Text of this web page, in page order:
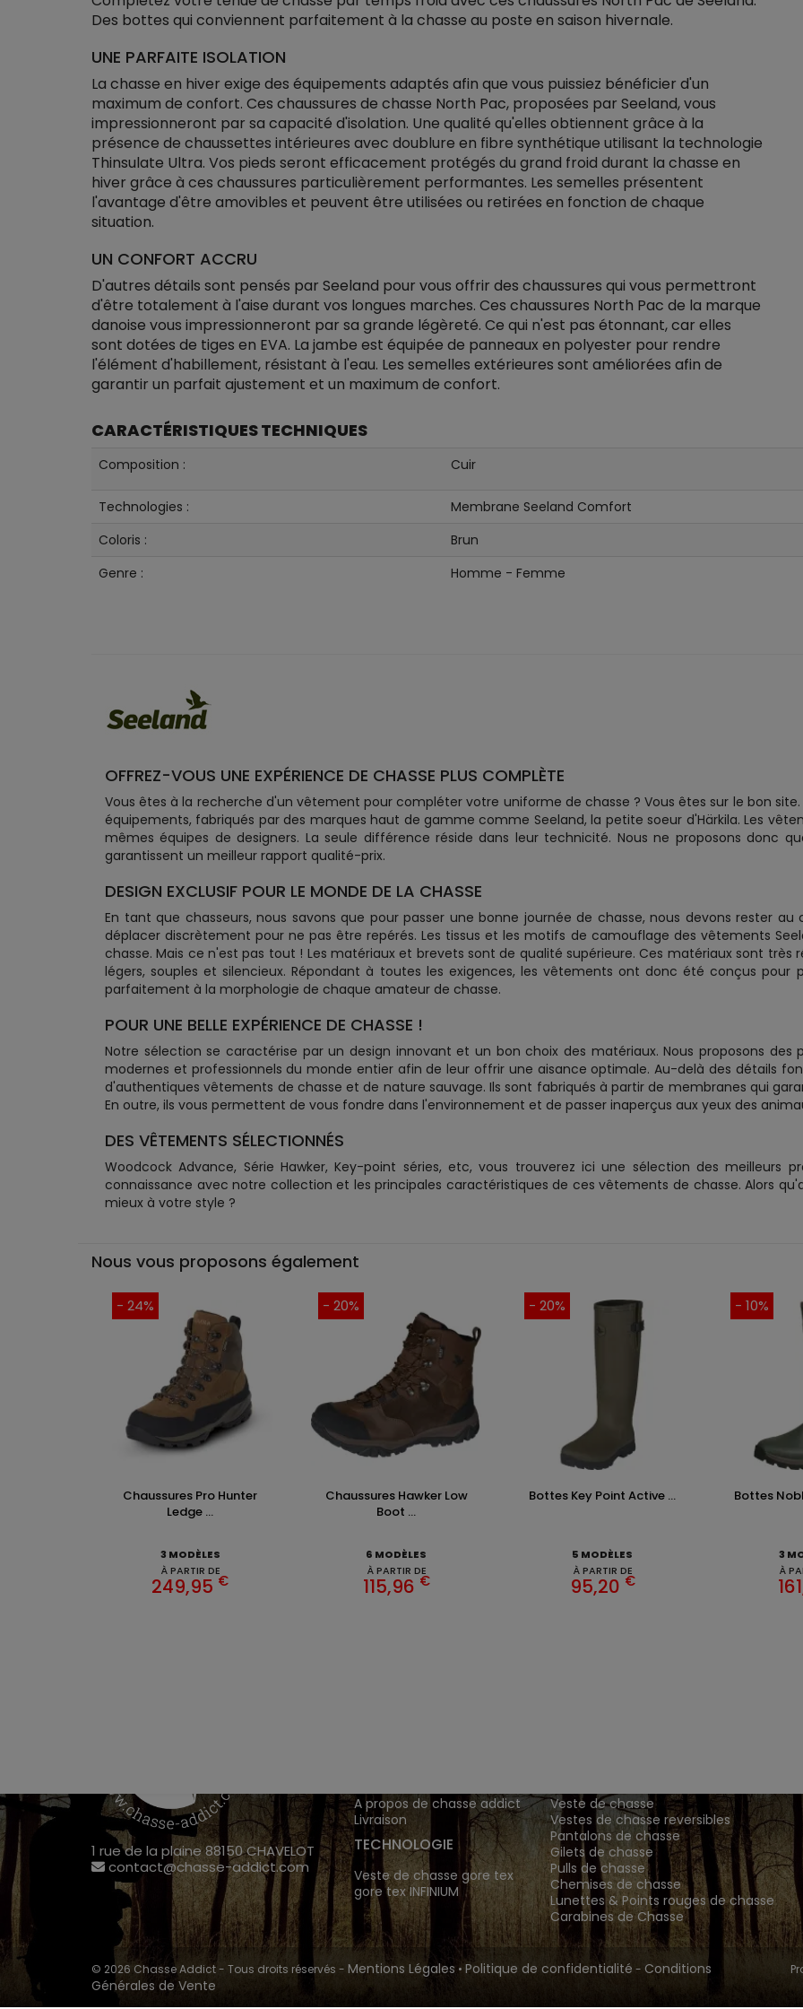
Des bottes qui conviennent parfaitement à la chasse au poste en saison hivernale.
UNE PARFAITE ISOLATION
La chasse en hiver exige des équipements adaptés afin que vous puissiez bénéficier d'un
maximum de confort. Ces chaussures de chasse North Pac, proposées par Seeland, vous
impressionneront par sa capacité d'isolation. Une qualité qu'elles obtiennent grâce à la
présence de chaussettes intérieures avec doublure en fibre synthétique utilisant la technologie
Thinsulate Ultra. Vos pieds seront efficacement protégés du grand froid durant la chasse en
hiver grâce à ces chaussures particulièrement performantes. Les semelles présentent
l'avantage d'être amovibles et peuvent être utilisées ou retirées en fonction de chaque
situation.
UN CONFORT ACCRU
D'autres détails sont pensés par Seeland pour vous offrir des chaussures qui vous permettront
d'être totalement à l'aise durant vos longues marches. Ces chaussures North Pac de la marque
danoise vous impressionneront par sa grande légèreté. Ce qui n'est pas étonnant, car elles
sont dotées de tiges en EVA. La jambe est équipée de panneaux en polyester pour rendre
l'élément d'habillement, résistant à l'eau. Les semelles extérieures sont améliorées afin de
garantir un parfait ajustement et un maximum de confort.
CARACTÉRISTIQUES TECHNIQUES
Composition : Cuir
Technologies :
Membrane Seeland Comfort
Coloris :
Brun
Genre :
Homme - Femme
OFFREZ-VOUS UNE EXPÉRIENCE DE CHASSE PLUS COMPLÈTE
Vous êtes à la recherche d'un vêtement pour compléter votre uniforme de chasse ? Vous êtes sur le bon
équipements, fabriqués par des marques haut de gamme comme Seeland, la petite soeur d'Härkila. Les
mêmes équipes de designers. La seule différence réside dans leur technicité. Nous ne proposons donc
garantissent un meilleur rapport qualité-prix.
DESIGN EXCLUSIF POUR LE MONDE DE LA CHASSE
En tant que chasseurs, nous savons que pour passer une bonne journée de chasse, nous devons rester
déplacer discrètement pour ne pas être repérés. Les tissus et les motifs de camouflage des vêtements
chasse. Mais ce n'est pas tout ! Les matériaux et brevets sont de qualité supérieure. Ces matériaux sont
légers, souples et silencieux. Répondant à toutes les exigences, les vêtements ont donc été conçus
parfaitement à la morphologie de chaque amateur de chasse.
POUR UNE BELLE EXPÉRIENCE DE CHASSE !
Notre sélection se caractérise par un design innovant et un bon choix des matériaux. Nous proposons des
modernes et professionnels du monde entier afin de leur offrir une aisance optimale. Au-delà des détails
d'authentiques vêtements de chasse et de nature sauvage. Ils sont fabriqués à partir de membranes qui
En outre, ils vous permettent de vous fondre dans l'environnement et de passer inaperçus aux yeux des
DES VÊTEMENTS SÉLECTIONNÉS
Woodcock Advance, Série Hawker, Key-point séries, etc, vous trouverez ici une sélection des meilleurs
connaissance avec notre collection et les principales caractéristiques de ces vêtements de chasse. Alors
mieux à votre style ?
Nous vous proposons également
- 24%
Chaussures Pro Hunter
Ledge ...
3 MODÈLES
À PARTIR DE
249,95 €
- 20%
Chaussures Hawker Low
Boot ...
6 MODÈLES
À PARTIR DE
115,96 €
- 20%
Bottes Key Point Active ...
5 MODÈLES
À PARTIR DE
95,20 €
- 10%
Bottes
3
À
1 rue de la plaine 88150 CHAVELOT
contact@chasse-addict.com
A propos de chasse addict
Livraison
TECHNOLOGIE
Veste de chasse gore tex
gore tex INFINIUM
Veste de chasse
Vestes de chasse reversibles
Pantalons de chasse
Gilets de chasse
Pulls de chasse
Chemises de chasse
Lunettes & Points rouges de chasse
Carabines de Chasse
© 2026 Chasse Addict - Tous droits réservés - Mentions Légales • Politique de confidentialité - Conditions
Générales de Vente